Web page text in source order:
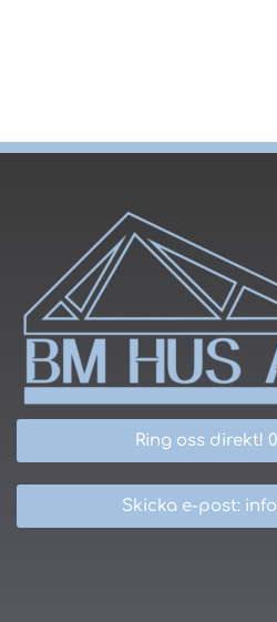
Ring oss direkt!
Skicka e-post: